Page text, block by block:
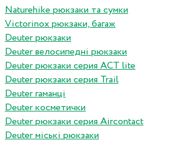
Naturehike рюкзаки та сумки
Victorinox рюкзаки, багаж
Deuter рюкзаки
Deuter велосипедні рюкзаки
Deuter рюкзаки серия ACT lite
Deuter рюкзаки серия Trail
Deuter гаманці
Deuter косметички
Deuter рюкзаки серия Aircontact
Deuter міські рюкзаки